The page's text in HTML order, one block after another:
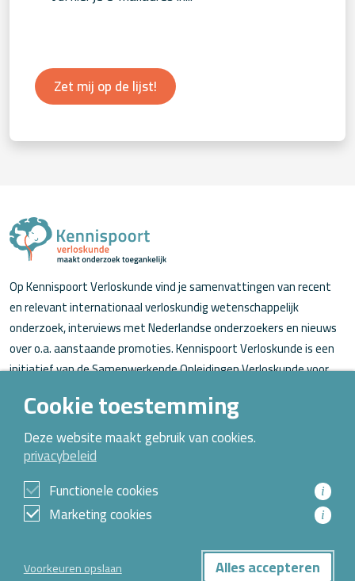
Zet mij op de lijst!
Op Kennispoort Verloskunde vind je samenvattingen van recent
en relevant internationaal verloskundig wetenschappelijk
onderzoek, interviews met Nederlandse onderzoekers en nieuws
over o.a. aanstaande promoties. Kennispoort Verloskunde is een
initiatief van de Samenwerkende Opleidingen Verloskunde voor
Over Kennispoort Verloskunde
Contact
Archief
Privacybeleid
Cookie toestemming
Deze website maakt gebruik van cookies.
privacybeleid
Functionele cookies
i
Marketing cookies i
Voorkeuren opslaan Alles accepteren